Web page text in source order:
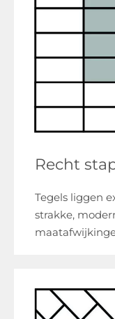
Recht
Tegels liggen
strakke,